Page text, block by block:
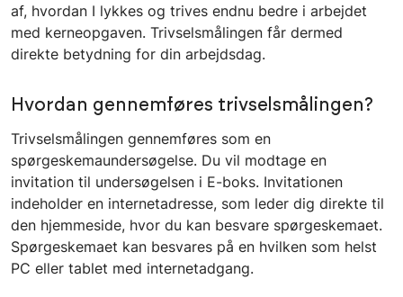
af, hvordan I lykkes og trives endnu bedre i arbejdet
med kerneopgaven. Trivselsmålingen får dermed
direkte betydning for din arbejdsdag.
Hvordan gennemføres trivselsmålingen?
Trivselsmålingen gennemføres som en
spørgeskemaundersøgelse. Du vil modtage en
invitation til undersøgelsen i E-boks. Invitationen
indeholder en internetadresse, som leder dig direkte til
den hjemmeside, hvor du kan besvare spørgeskemaet.
Spørgeskemaet kan besvares på en hvilken som helst
PC eller tablet med internetadgang.